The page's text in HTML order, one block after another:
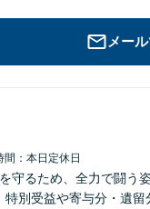
メー
間：本日定休日
守るため、全力で闘う
別受益や寄与分・遺